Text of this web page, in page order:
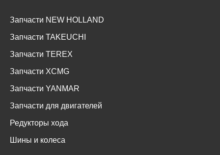
Запчасти NEW HOLLAND
Запчасти TAKEUCHI
Запчасти TEREX
Запчасти XCMG
Запчасти YANMAR
Запчасти для двигателей
Редукторы хода
Шины и колеса